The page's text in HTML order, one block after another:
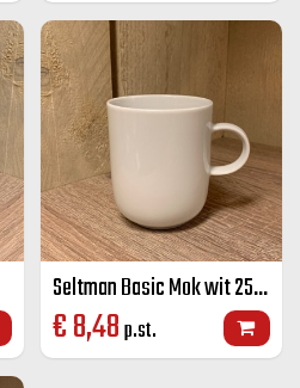
Seltman Basic Mok wit 25 cl
€8,48p.st.